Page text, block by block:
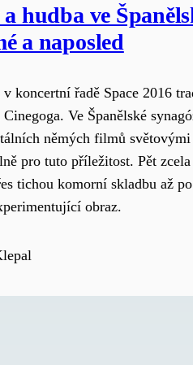
hudba ve
a naposled
koncertní řadě Space 2016
Ve Španělské
němých filmů
pro tuto příležitost. Pět
tichou komorní skladbu až po
obraz.